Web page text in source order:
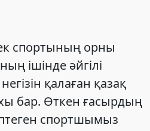
спортының орны
ішінде әйгілі
қалаған қазақ
бар. Өткен ғасырдың
спортшымыз